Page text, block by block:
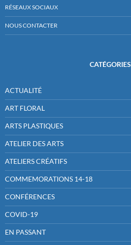
RÉSEAUX SOCIAUX
NOUS CONTACTER
CATÉGORIES
ACTUALITÉ
ART FLORAL
ARTS PLASTIQUES
ATELIER DES ARTS
ATELIERS CRÉATIFS
COMMEMORATIONS 14-18
CONFÉRENCES
COVID-19
EN PASSANT